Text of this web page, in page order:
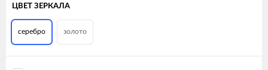
ЦВЕТ ЗЕРКАЛА
серебро золото